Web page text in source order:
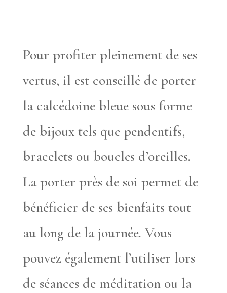
Pour profiter pleinement de ses
vertus, il est conseillé de porter
la calcédoine bleue sous forme
de bijoux tels que pendentifs,
bracelets ou boucles d’oreilles.
La porter près de soi permet de
bénéficier de ses bienfaits tout
au long de la journée. Vous
pouvez également l’utiliser lors
de séances de méditation ou la